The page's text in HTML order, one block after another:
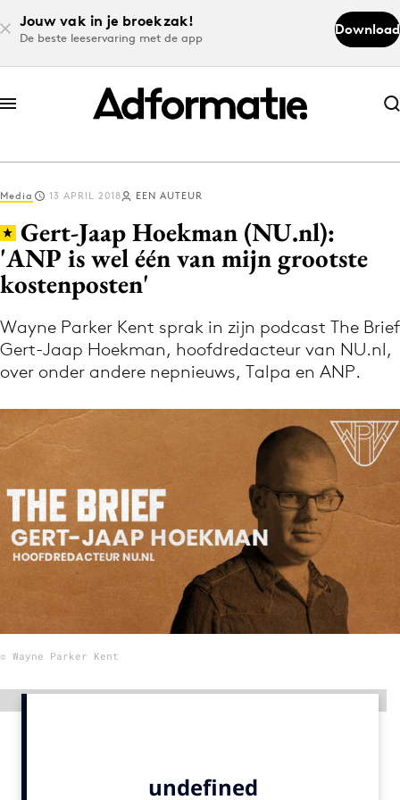
Jouw vak in je broekzak!
De beste leeservaring met de app
Download
Abonneer nu
Abonneer nu
Log in
Download de app
Volg het laatste nieuws via de Adformatie
Nieuws app
Menu
Home
9 sept: GenAI-training
12 nov: MarketingLive!
Events
Vacatures
Academy
Media 13 APRIL 2018 EEN AUTEUR
Gert-Jaap Hoekman (NU.nl):
'ANP is wel één van mijn grootste
kostenposten'
Wayne Parker Kent sprak in zijn podcast The Brief
Gert-Jaap Hoekman, hoofdredacteur van NU.nl,
over onder andere nepnieuws, Talpa en ANP.
© Wayne Parker Kent